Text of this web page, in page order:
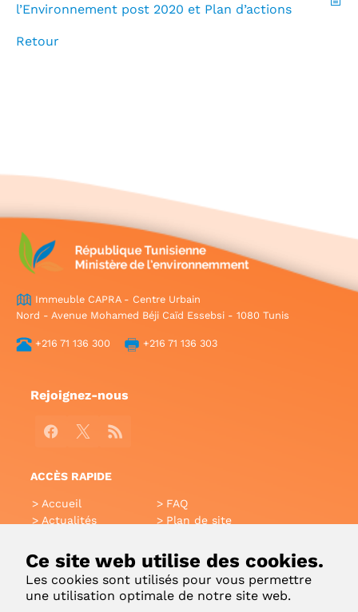
Ce site web utilise des cookies.
Les cookies sont utilisés pour vous permettre
une utilisation optimale de notre site web.
l’Environnement post 2020 et Plan d’actions
Retour
Immeuble CAPRA - Centre Urbain
Nord - Avenue Mohamed Béji Caïd Essebsi - 1080 Tunis
+216 71 136 300 +216 71 136 303
Rejoignez-nous
Facebook
X RSS
ACCÈS RAPIDE
Accueil
Actualités
Glossaire
Liens utiles
Contact
FAQ
Plan de site
Intranet
Applications Mobiles